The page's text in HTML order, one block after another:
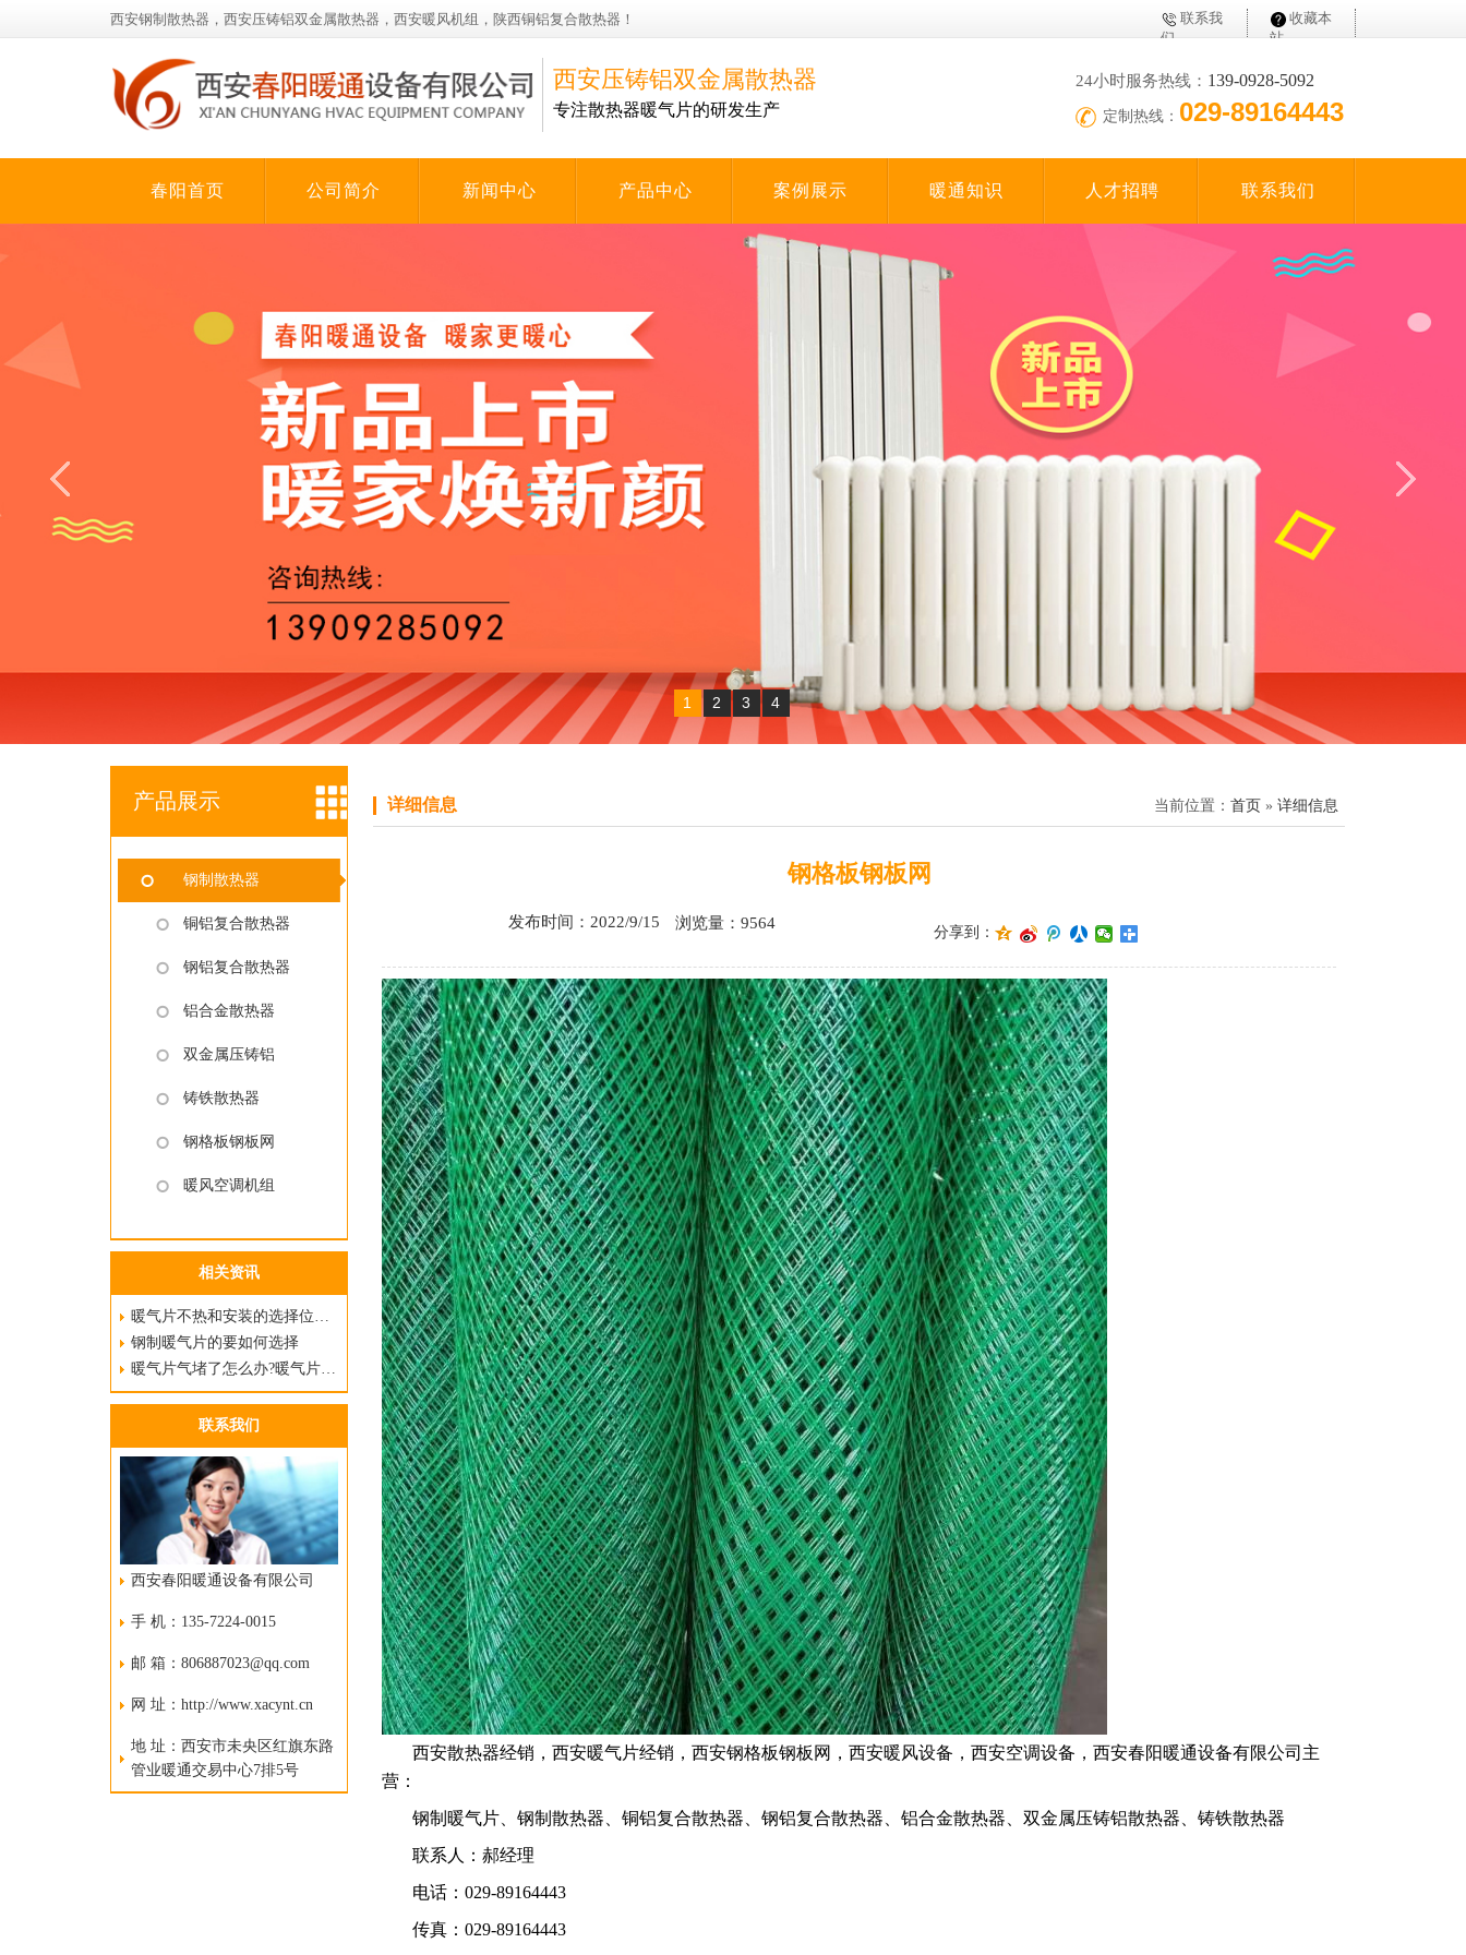
西安钢制散热器，西安压铸铝双金属散热器，西安暖风机组，陕西铜铝复合散热器！
收藏本
站
联系我
们
西安压铸铝双金属散热器
专注散热器暖气片的研发生产
24小时服务热线： 139-0928-5092
定制热线： 029-89164443
春阳首页 公司简介 新闻中心 产品中心 案例展示 暖通知识 人才招聘 联系我们
1 2 3 4
产品展示
钢制散热器
铜铝复合散热器
钢铝复合散热器
铝合金散热器
双金属压铸铝
铸铁散热器
钢格板钢板网
暖风空调机组
相关资讯
钢制暖气片的要如何选择
暖气片气堵了怎么办?暖气片气堵了处理
联系我们
西安春阳暖通设备有限公司
手 机：135-7224-0015
邮 箱：806887023@qq.com
网 址：http://www.xacynt.cn
地 址：西安市未央区红旗东路
管业暖通交易中心7排5号
详细信息 当前位置：首页 »详细信息
钢格板钢板网
发布时间：2022/9/15 浏览量：9564
分享到：
西安散热器经销 ，西安暖气片经销 ，西安钢格板钢板网 ，西安暖风设备 ，西安空调设备 ，西安春阳暖通设备有限公司 主
营：
钢制 暖气片 、钢制散热器 、铜铝复合散热器 、钢铝复合散热器 、铝合金散热器 、双金属压铸铝散热器 、铸铁散热器
联系人：郝经理
电话：029-89164443
传真：029-89164443